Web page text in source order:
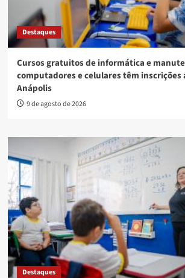
Destaques
Cursos gratuitos de informática e
computadores e celulares têm inscrições
Anápolis
9 de agosto de 2026
Destaques